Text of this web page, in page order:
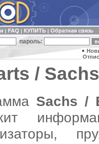
FAQ КУПИТЬ Обратная связь
пароль:
/
Sachs /